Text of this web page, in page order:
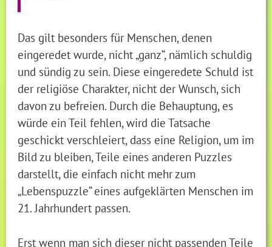
Das gilt besonders für Menschen, denen
eingeredet wurde, nicht „ganz“, nämlich schuldig
und sündig zu sein. Diese eingeredete Schuld ist
der religiöse Charakter, nicht der Wunsch, sich
davon zu befreien. Durch die Behauptung, es
würde ein Teil fehlen, wird die Tatsache
geschickt verschleiert, dass eine Religion, um im
Bild zu bleiben, Teile eines anderen Puzzles
darstellt, die einfach nicht mehr zum
„Lebenspuzzle“ eines aufgeklärten Menschen im
21. Jahrhundert passen.
Erst wenn man sich dieser nicht passenden Teile